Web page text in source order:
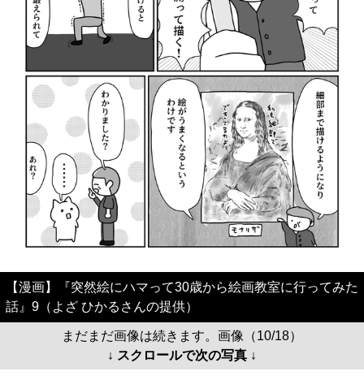
【漫画】『突然絵にハマって30歳から絵画教室に行ってみた
話』9（よざ ひかるさんの提供）
まだまだ画像は続きます。画像（10/18）
↓ スクロールで次の写真 ↓